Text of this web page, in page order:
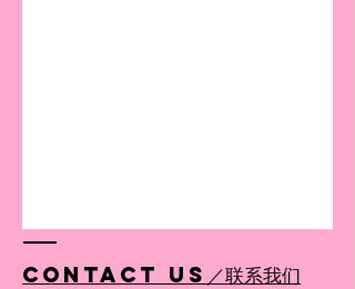
Contact US／联系我们